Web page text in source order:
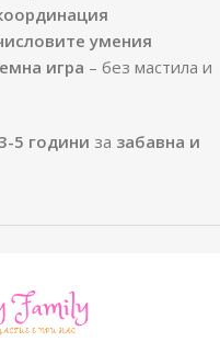
умения
игра – без мастила и
5 години за забавна и